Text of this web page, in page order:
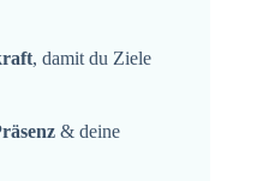
, damit du Ziele
& deine